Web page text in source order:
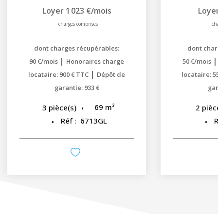
Loyer 1 023 €/mois
charges comprises
dont charges récupérables:
90 €/mois | Honoraires charge
locataire: 900 € TTC | Dépôt de
garantie: 933 €
3 pièce(s) 69 m²
Réf : 6713GL
dont
50 €/mois
locataire:
2